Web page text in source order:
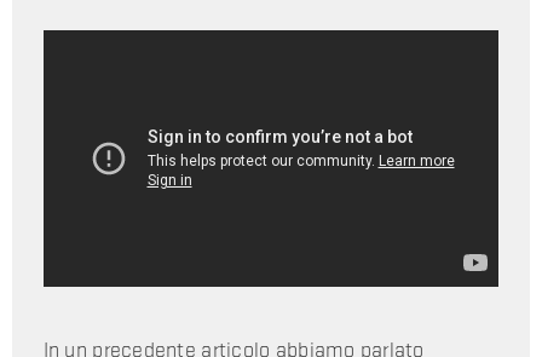
In un precedente articolo abbiamo parlato